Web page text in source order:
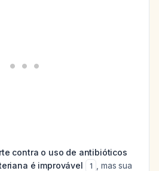
contra o uso de antibióticos
é improvável
1
, mas sua